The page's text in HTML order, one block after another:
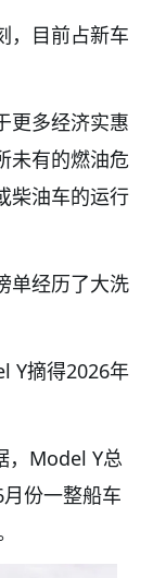
，目前占新车
更多经济实惠
未有的燃油危
柴油车的运行
单经历了大洗
Y摘得2026年
，Model Y总
份一整船车